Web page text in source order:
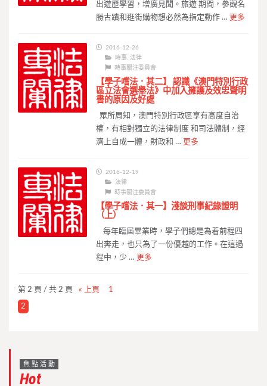
出遊歷學習，增廣見聞。旅遊 期間，參觀名
勝古蹟和逛街購物想必然為指定動作 … 更多
2016-12-26
時事, 法律
時事關注委員會
【學子嚐法．其二】 認識《澳門特別行政
區立法會選舉法》中加入擁護及效忠聲明
書的原因及好處
眾所周知，澳門特別行政區享有高度自治
權，有相對獨立的法律制度 和司法體制，經
濟上自成一體，財政和 … 更多
2016-12-19
法律
時事關注委員會
【學子嚐法．其一】淺談刑事紀錄證明
（上）
每年臨屆畢業時，學子們總是為着前程四
出奔走，也只為了一份優越的工作。在這過
程中，少 … 更多
第 2 頁 / 共 2 頁 « 上頁 1
2
焦點活動
Hot